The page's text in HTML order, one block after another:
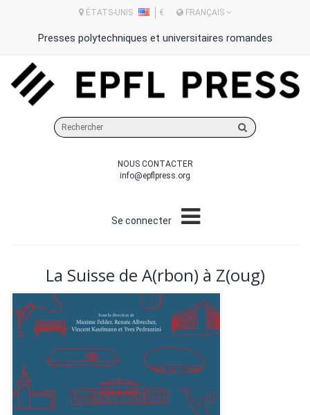
ÉTATS-UNIS € FRANÇAIS
Presses polytechniques et universitaires romandes
sur
site
NOUS CONTACTER
info@epflpress.org
Se connecter
La Suisse de A(rbon) à Z(oug)